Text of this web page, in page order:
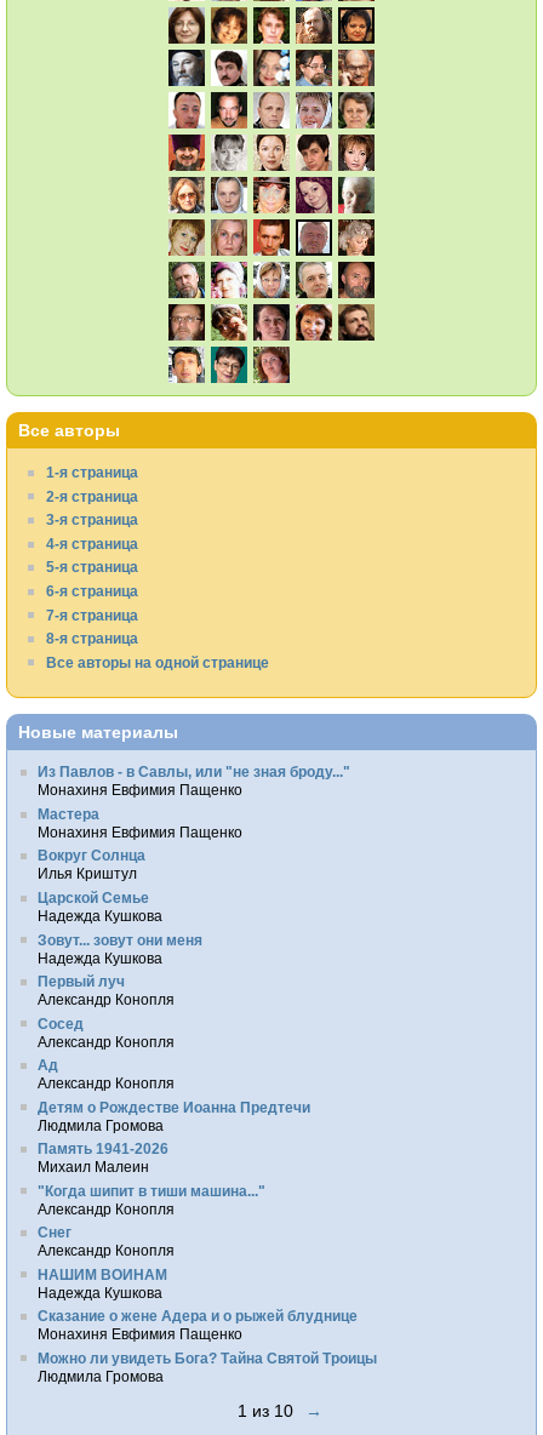
Все авторы
1-я страница
2-я страница
3-я страница
4-я страница
5-я страница
6-я страница
7-я страница
8-я страница
Все авторы на одной странице
Новые материалы
Из Павлов - в Савлы, или "не зная броду..."
Монахиня Евфимия Пащенко
Мастера
Монахиня Евфимия Пащенко
Вокруг Солнца
Илья Криштул
Царской Семье
Надежда Кушкова
Зовут... зовут они меня
Надежда Кушкова
Первый луч
Александр Конопля
Сосед
Александр Конопля
Ад
Александр Конопля
Детям о Рождестве Иоанна Предтечи
Людмила Громова
Память 1941-2026
Михаил Малеин
"Когда шипит в тиши машина..."
Александр Конопля
Снег
Александр Конопля
НАШИМ ВОИНАМ
Надежда Кушкова
Сказание о жене Адера и о рыжей блуднице
Монахиня Евфимия Пащенко
Можно ли увидеть Бога? Тайна Святой Троицы
Людмила Громова
1 из 10 →